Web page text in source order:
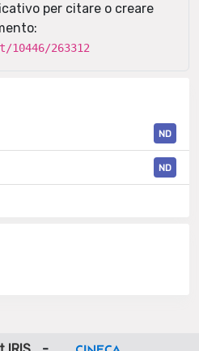
per citare o creare
263312
ND
ND